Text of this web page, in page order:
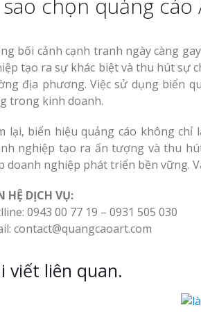
sao chọn quảng
bối cảnh cạnh tranh ngày càng
tạo ra sự khác biệt và thu hút sự
địa phương. Việc sử dụng biển
trong kinh doanh.
lại, biển hiệu quảng cáo không
nghiệp tạo ra ấn tượng và thu
doanh nghiệp phát triển bền vững.
HỆ DỊCH VỤ:
0943 00 77 19 – 0931 505 030
contact@quangcaoart.com
viết liên quan.